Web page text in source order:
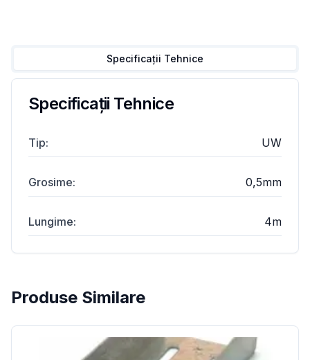
Specificații Tehnice
Specificații Tehnice
Tip: UW
Grosime: 0,5mm
Lungime: 4m
Produse Similare